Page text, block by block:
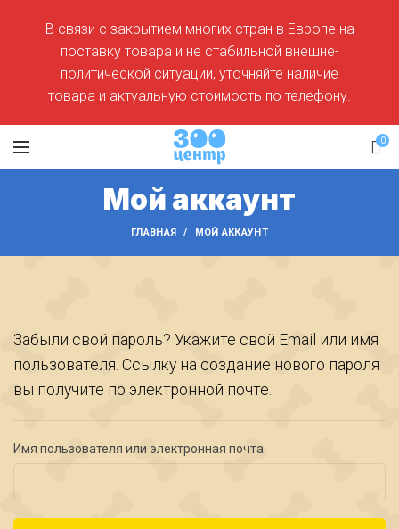
0
Мой аккаунт
ГЛАВНАЯ МОЙ АККАУНТ
Забыли свой пароль? Укажите свой Email или имя
пользователя. Ссылку на создание нового пароля
вы получите по электронной почте.
Имя пользователя или электронная почта
В связи с закрытием многих стран в Европе на
поставку товара и не стабильной внешне-
политической ситуации, уточняйте наличие
товара и актуальную стоимость по телефону.